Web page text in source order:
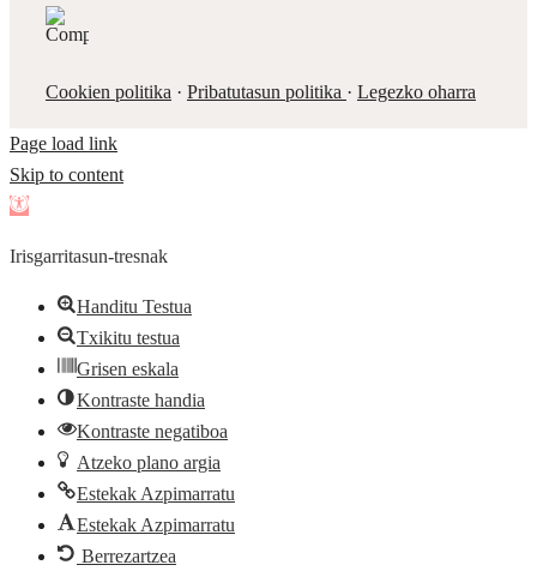
Cookien politika · Pribatutasun politika · Legezko oharra
Page load link
Skip to content
Open
Irisgarritasun-tresnak
Handitu Testua
Txikitu testua
Grisen eskala
Kontraste handia
Kontraste negatiboa
Atzeko plano argia
Estekak Azpimarratu
Estekak Azpimarratu
Berrezartzea